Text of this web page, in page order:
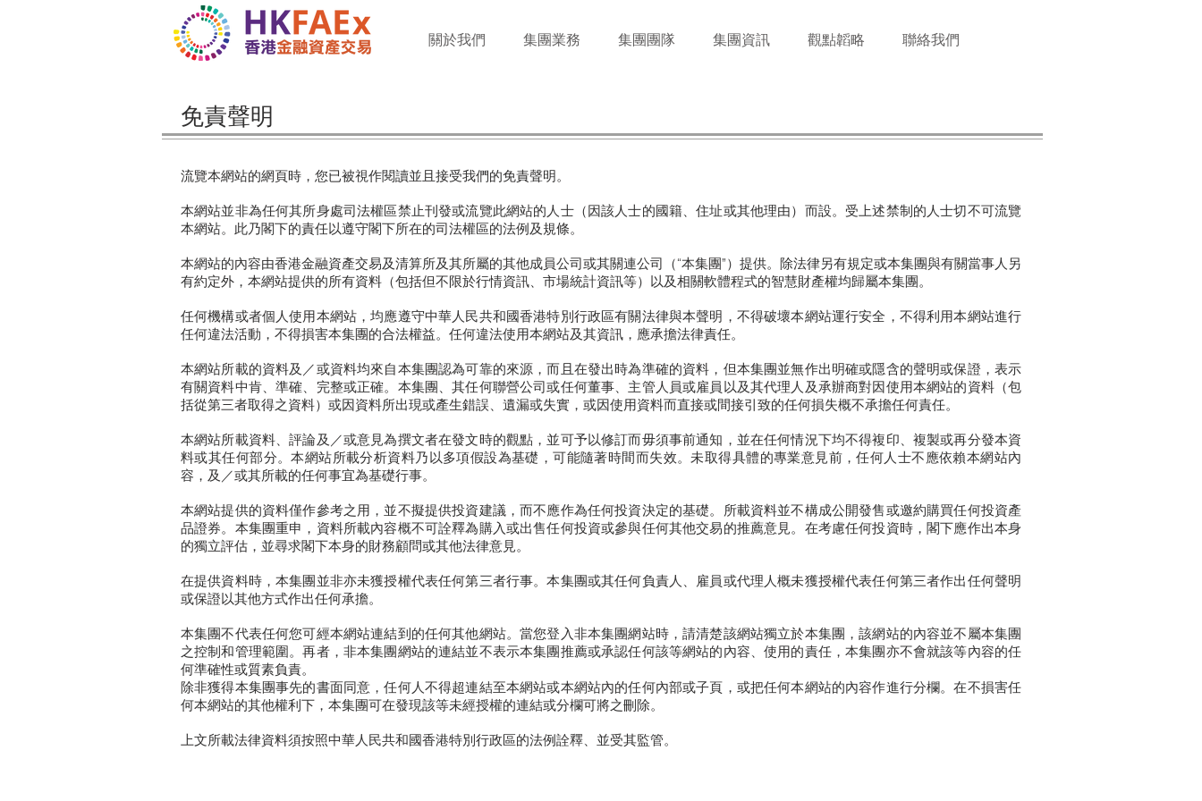
關於我們 集團業務 集團團隊 集團資訊 觀點韜略 聯絡我們
免責聲明
流覽本網站的網頁時，您已被視作閱讀並且接受我們的免責聲明。
本網站並非為任何其所身處司法權區禁止刊發或流覽此網站的人士（因該人士的國籍、住址或其他理由）而設。受上述禁制的人士切不可流覽
本網站。此乃閣下的責任以遵守閣下所在的司法權區的法例及規條。
本網站的內容由香港金融資產交易及清算所及其所屬的其他成員公司或其關連公司（“本集團”）提供。除法律另有規定或本集團與有關當事人另
有約定外，本網站提供的所有資料（包括但不限於行情資訊、市場統計資訊等）以及相關軟體程式的智慧財產權均歸屬本集團。
任何機構或者個人使用本網站，均應遵守中華人民共和國香港特別行政區有關法律與本聲明，不得破壞本網站運行安全，不得利用本網站進行
任何違法活動，不得損害本集團的合法權益。任何違法使用本網站及其資訊，應承擔法律責任。
本網站所載的資料及／或資料均來自本集團認為可靠的來源，而且在發出時為準確的資料，但本集團並無作出明確或隱含的聲明或保證，表示
有關資料中肯、準確、完整或正確。本集團、其任何聯營公司或任何董事、主管人員或雇員以及其代理人及承辦商對因使用本網站的資料（包
括從第三者取得之資料）或因資料所出現或產生錯誤、遺漏或失實，或因使用資料而直接或間接引致的任何損失概不承擔任何責任。
本網站所載資料、評論及／或意見為撰文者在發文時的觀點，並可予以修訂而毋須事前通知，並在任何情況下均不得複印、複製或再分發本資
料或其任何部分。本網站所載分析資料乃以多項假設為基礎，可能隨著時間而失效。未取得具體的專業意見前，任何人士不應依賴本網站內
容，及／或其所載的任何事宜為基礎行事。
本網站提供的資料僅作參考之用，並不擬提供投資建議，而不應作為任何投資決定的基礎。所載資料並不構成公開發售或邀約購買任何投資產
品證券。本集團重申，資料所載內容概不可詮釋為購入或出售任何投資或參與任何其他交易的推薦意見。在考慮任何投資時，閣下應作出本身
的獨立評估，並尋求閣下本身的財務顧問或其他法律意見。
在提供資料時，本集團並非亦未獲授權代表任何第三者行事。本集團或其任何負責人、雇員或代理人概未獲授權代表任何第三者作出任何聲明
或保證以其他方式作出任何承擔。
本集團不代表任何您可經本網站連結到的任何其他網站。當您登入非本集團網站時，請清楚該網站獨立於本集團，該網站的內容並不屬本集團
之控制和管理範圍。再者，非本集團網站的連結並不表示本集團推薦或承認任何該等網站的內容、使用的責任，本集團亦不會就該等內容的任
何準確性或質素負責。
除非獲得本集團事先的書面同意，任何人不得超連結至本網站或本網站內的任何內部或子頁，或把任何本網站的內容作進行分欄。在不損害任
何本網站的其他權利下，本集團可在發現該等未經授權的連結或分欄可將之刪除。
上文所載法律資料須按照中華人民共和國香港特別行政區的法例詮釋、並受其監管。